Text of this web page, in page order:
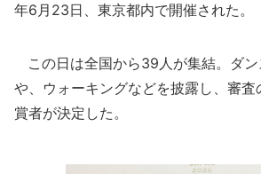
年6月23日、東京都内で開催された。
この日は全国から39人が集結。ダン
や、ウォーキングなどを披露し、審査
賞者が決定した。